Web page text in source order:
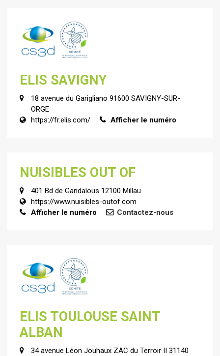
ELIS SAVIGNY
18 avenue du Garigliano 91600 SAVIGNY-SUR-
ORGE
https://fr.elis.com/
Afficher le numéro
NUISIBLES OUT OF
401 Bd de Gandalous 12100 Millau
https://www.nuisibles-outof.com
Afficher le numéro
Contactez-nous
ELIS TOULOUSE SAINT
ALBAN
34 avenue Léon Jouhaux ZAC du Terroir II 31140